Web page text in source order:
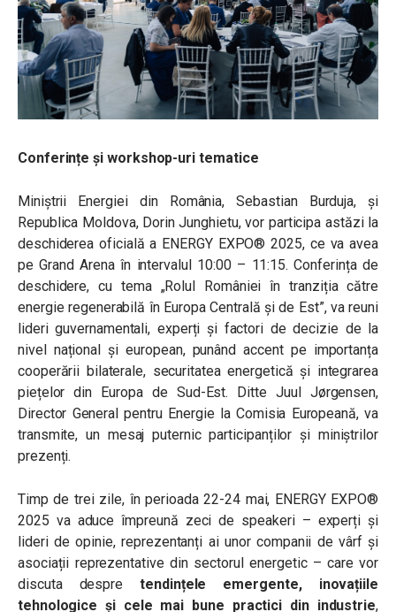
Conferințe și workshop-uri tematice
Miniștrii Energiei din România, Sebastian Burduja, și
Republica Moldova, Dorin Junghietu, vor participa astăzi la
deschiderea oficială a ENERGY EXPO® 2025, ce va avea
pe Grand Arena în intervalul 10:00 – 11:15. Conferința de
deschidere, cu tema „Rolul României în tranziția către
energie regenerabilă în Europa Centrală și de Est”, va reuni
lideri guvernamentali, experți și factori de decizie de la
nivel național și european, punând accent pe importanța
cooperării bilaterale, securitatea energetică și integrarea
piețelor din Europa de Sud-Est. Ditte Juul Jørgensen,
Director General pentru Energie la Comisia Europeană, va
transmite, un mesaj puternic participanților și miniștrilor
prezenți.
Timp de trei zile, în perioada 22-24 mai, ENERGY EXPO®
2025 va aduce împreună zeci de speakeri – experți și
lideri de opinie, reprezentanți ai unor companii de vârf și
asociații reprezentative din sectorul energetic – care vor
discuta despretendințele emergente, inovațiile
tehnologice și cele mai bune practici din industrie,